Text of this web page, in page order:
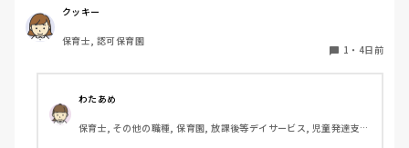
私としてはなかなか大きい金額なので、この時点で応募を迷
っているのですが、皆さんならどうしますか？
クッキー
保育士, 認可保育園
1 ・ 4日前
わたあめ
保育士, その他の職種, 保育園, 放課後等デイサービス, 児童発達支援